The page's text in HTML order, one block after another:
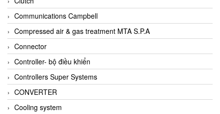
AKO Armaturen & Separationstechnik Vietnam
AKUSENSE
ALA OFFICINE SPA
Albrecht-Automatik Viet Nam
Allen Bradley Vietnam
Alpha Moisture Vietnam
Alpha-Achem Vietnam
Communications Campbell
Compressed air & gas treatment MTA S.P.A
Connector
Controller- bộ điều khiển
Controllers Super Systems
CONVERTER
Cooling system